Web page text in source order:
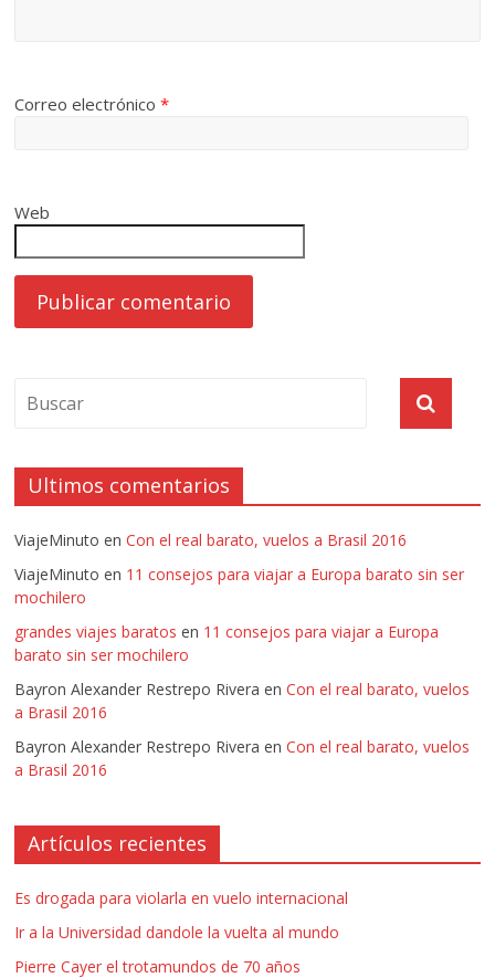
Correo electrónico*
Web
Ultimos comentarios
ViajeMinuto enCon el real barato, vuelos a Brasil 2016
ViajeMinuto en 11 consejos para viajar a Europa barato sin ser
mochilero
grandes viajes baratos en 11 consejos para viajar a Europa
barato sin ser mochilero
Bayron Alexander Restrepo Rivera enCon el real barato, vuelos
a Brasil 2016
Bayron Alexander Restrepo Rivera enCon el real barato, vuelos
a Brasil 2016
Artículos recientes
Es drogada para violarla en vuelo internacional
Ir a la Universidad dandole la vuelta al mundo
Pierre Cayer el trotamundos de 70 años